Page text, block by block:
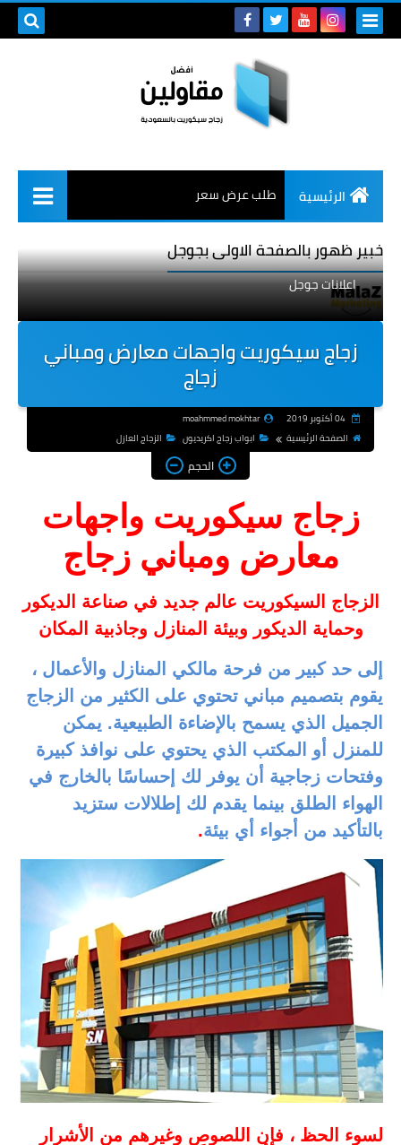
الرئيسية طلب عرض سعر
خبير ظهور بالصفحة الاولى بجوجل
اعلانات جوجل
زجاج سيكوريت واجهات معارض ومباني
زجاج
04 أكتوبر 2019
moahmmed mokhtar
الصفحة الرئيسية
ابواب زجاج اكريديون الزجاج العازل
الحجم
زجاج سيكوريت واجهات
معارض ومباني زجاج
الزجاج السيكوريت عالم جديد في صناعة الديكور
وحماية الديكور وبيئة المنازل وجاذبية المكان
إلى حد كبير من فرحة مالكي المنازل والأعمال ،
يقوم بتصميم مباني تحتوي على الكثير من الزجاج
الجميل الذي يسمح بالإضاءة الطبيعية. يمكن
للمنزل أو المكتب الذي يحتوي على نوافذ كبيرة
وفتحات زجاجية أن يوفر لك إحساسًا بالخارج في
الهواء الطلق بينما يقدم لك إطلالات ستزيد
بالتأكيد من أجواء أي بيئة.
لسوء الحظ ، فإن اللصوص وغيرهم من الأشرار